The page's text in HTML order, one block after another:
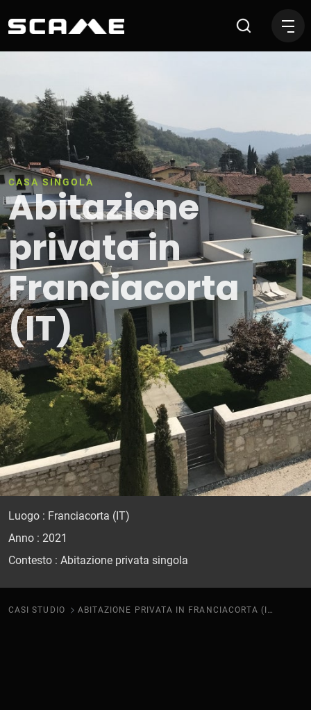
CASA SINGOLA
Abitazione
privata in
Franciacorta
(IT)
Luogo : Franciacorta (IT)
Anno : 2021
Contesto : Abitazione privata singola
CASI STUDIO ABITAZIONE PRIVATA IN FRANCIACORTA (IT)